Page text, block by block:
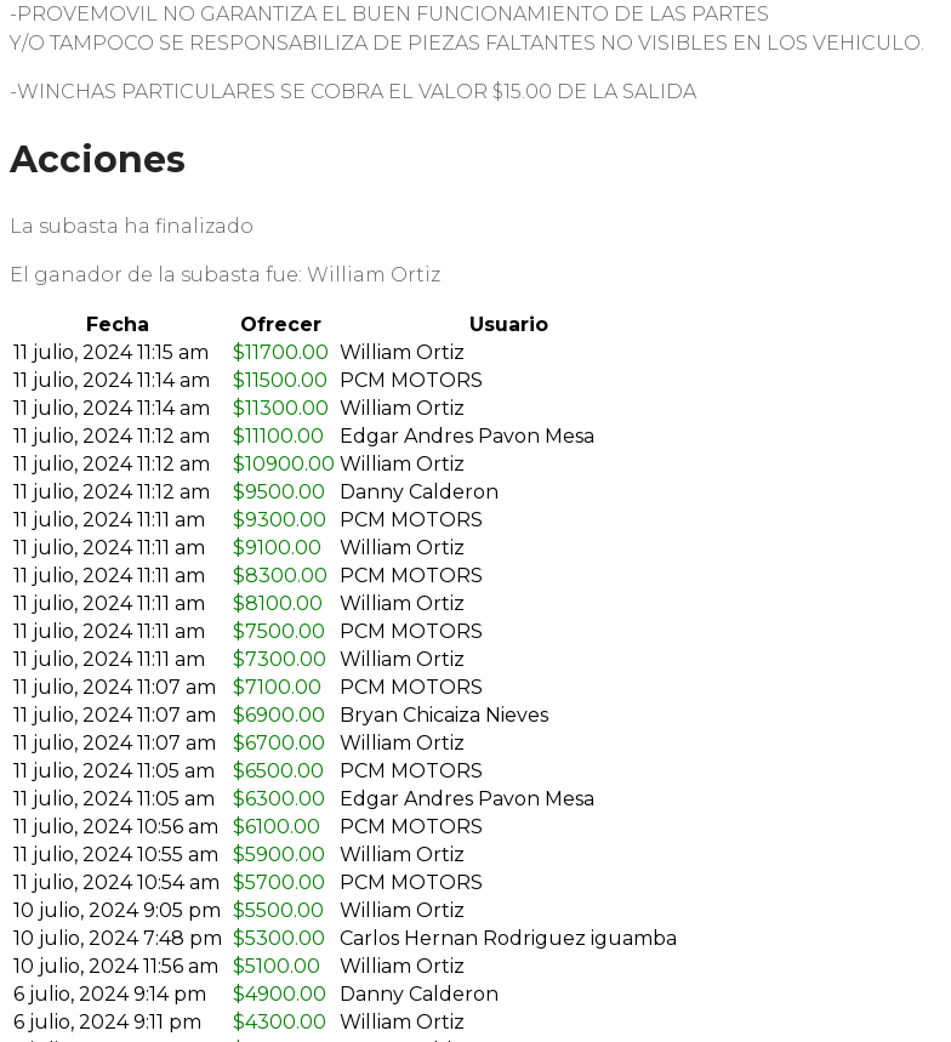
-PROVEMOVIL NO GARANTIZA EL BUEN FUNCIONAMIENTO DE LAS PARTES
Y/O TAMPOCO SE RESPONSABILIZA DE PIEZAS FALTANTES NO VISIBLES EN LOS VEHICULO.
-WINCHAS PARTICULARES SE COBRA EL VALOR $15.00 DE LA SALIDA
Acciones
La subasta ha finalizado
El ganador de la subasta fue: William Ortiz
Fecha Ofrecer
Usuario
11 julio, 2024 11:15 am
$11700.00 William Ortiz
11 julio, 2024 11:14 am
$11500.00
PCM MOTORS
11 julio, 2024 11:14 am
$11300.00 William Ortiz
11 julio, 2024 11:12 am
$11100.00
Edgar Andres Pavon Mesa
11 julio, 2024 11:12 am
$10900.00 William Ortiz
11 julio, 2024 11:12 am
$9500.00
Danny Calderon
11 julio, 2024 11:11 am
$9300.00
PCM MOTORS
11 julio, 2024 11:11 am
$9100.00
William Ortiz
11 julio, 2024 11:11 am
$8300.00
PCM MOTORS
11 julio, 2024 11:11 am
$8100.00
William Ortiz
11 julio, 2024 11:11 am
$7500.00
PCM MOTORS
11 julio, 2024 11:11 am
$7300.00
William Ortiz
11 julio, 2024 11:07 am
$7100.00
PCM MOTORS
11 julio, 2024 11:07 am
$6900.00
Bryan Chicaiza Nieves
11 julio, 2024 11:07 am
$6700.00
William Ortiz
11 julio, 2024 11:05 am
$6500.00
PCM MOTORS
11 julio, 2024 11:05 am
$6300.00
Edgar Andres Pavon Mesa
11 julio, 2024 10:56 am
$6100.00
PCM MOTORS
11 julio, 2024 10:55 am
$5900.00
William Ortiz
11 julio, 2024 10:54 am
$5700.00
PCM MOTORS
10 julio, 2024 9:05 pm $5500.00
William Ortiz
10 julio, 2024 7:48 pm $5300.00
Carlos Hernan Rodriguez iguamba
10 julio, 2024 11:56 am
$5100.00
William Ortiz
6 julio, 2024 9:14 pm
$4900.00
Danny Calderon
6 julio, 2024 9:11 pm
$4300.00
William Ortiz